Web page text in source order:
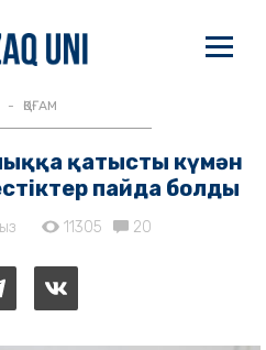
ҚОҒАМ
қатысты күмән
пайда болды
11305 20